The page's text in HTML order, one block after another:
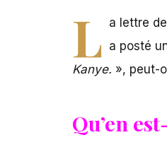
L a lettre
a posté
Kanye. », peut-
Qu’en